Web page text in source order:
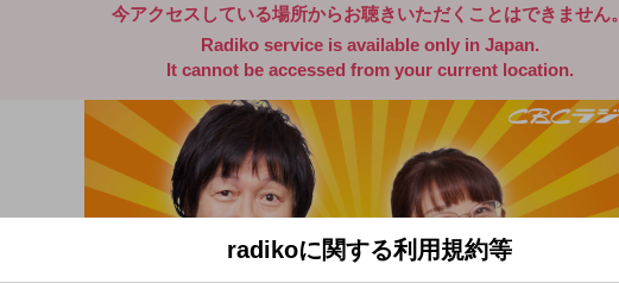
今アクセスしている場所からお聴きいただくことはできません。
Radiko service is available only in Japan.
It cannot be accessed from your current location.
radikoに関する利用規約等